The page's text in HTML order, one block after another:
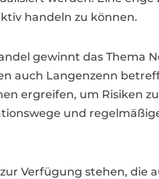
handeln zu können.
gewinnt das Thema
auch Langenzenn
ergreifen, um Risiken
und
Verfügung stehen, die